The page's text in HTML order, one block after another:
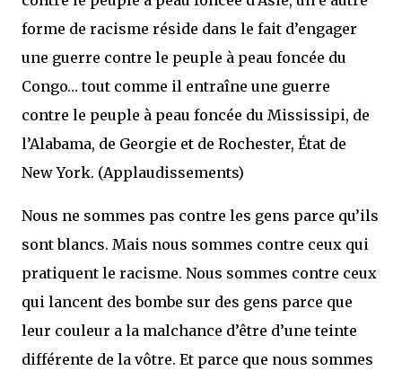
forme de racisme réside dans le fait d’engager
une guerre contre le peuple à peau foncée du
Congo… tout comme il entraîne une guerre
contre le peuple à peau foncée du Mississipi, de
l’Alabama, de Georgie et de Rochester, État de
New York. (Applaudissements)
Nous ne sommes pas contre les gens parce qu’ils
sont blancs. Mais nous sommes contre ceux qui
pratiquent le racisme. Nous sommes contre ceux
qui lancent des bombe sur des gens parce que
leur couleur a la malchance d’être d’une teinte
différente de la vôtre. Et parce que nous sommes